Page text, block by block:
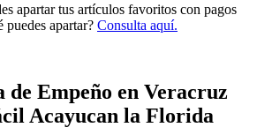
apartar tus artículos favoritos con pagos
puedes apartar? Consulta aquí.
Empeño en Veracruz
Acayucan la Florida